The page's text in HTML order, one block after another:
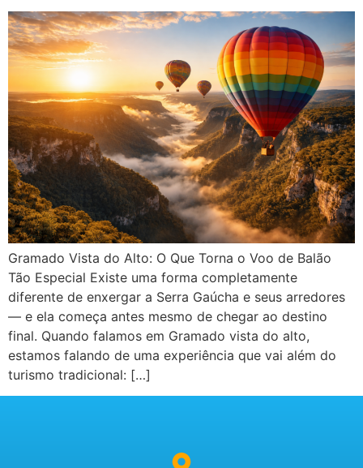
Gramado Vista do Alto: O Que Torna o Voo de Balão
Tão Especial Existe uma forma completamente
diferente de enxergar a Serra Gaúcha e seus arredores
— e ela começa antes mesmo de chegar ao destino
final. Quando falamos em Gramado vista do alto,
estamos falando de uma experiência que vai além do
turismo tradicional: […]